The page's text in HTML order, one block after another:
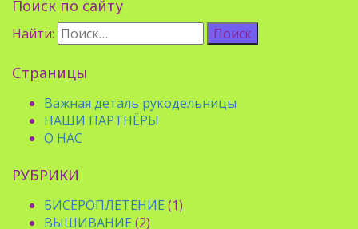
Поиск по сайту
Найти:
Страницы
Важная деталь рукодельницы
НАШИ ПАРТНЁРЫ
О НАС
РУБРИКИ
БИСЕРОПЛЕТЕНИЕ (1)
ВЫШИВАНИЕ (2)